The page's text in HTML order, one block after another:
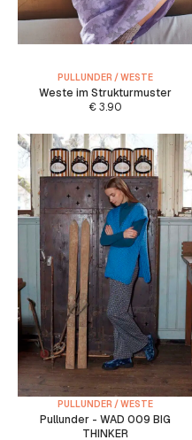
PULLUNDER / WESTE
Weste im Strukturmuster
€3.90
PULLUNDER / WESTE
Pullunder - WAD 009 BIG
THINKER